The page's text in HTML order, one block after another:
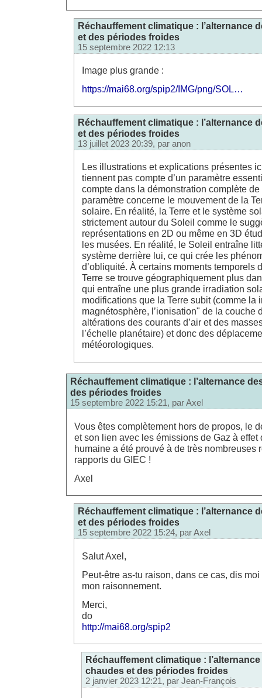
Réchauffement climatique : l’alternance
et des périodes froides
15 septembre 2022 12:13
Image plus grande :
https://mai68.org/spip2/IMG/png/SOL…
Réchauffement climatique : l’alternance
et des périodes froides
13 juillet 2023 20:39, par anon
Les illustrations et explications présentes
tiennent pas compte d’un paramètre
compte dans la démonstration complète
paramètre concerne le mouvement de la
solaire. En réalité, la Terre et le système
strictement autour du Soleil comme le
représentations en 2D ou même en 3D
les musées. En réalité, le Soleil entraîne
système derrière lui, ce qui crée les
d’obliquité. À certains moments temporels
Terre se trouve géographiquement plus
qui entraîne une plus grande irradiation
modifications que la Terre subit (comme la
magnétosphère, l’ionisation" de la couche
altérations des courants d’air et des
l’échelle planétaire) et donc des
météorologiques.
Réchauffement climatique : l’alternance
des périodes froides
15 septembre 2022 15:21, parAxel
Vous êtes complètement hors de propos, le
et son lien avec les émissions de Gaz à effet
humaine a été prouvé à de très nombreuses
rapports du GIEC !
Axel
Réchauffement climatique : l’alternance
et des périodes froides
15 septembre 2022 15:24, parAxel
Salut Axel,
Peut-être as-tu raison, dans ce cas, dis
mon raisonnement.
Merci,
do
http://mai68.org/spip2
Réchauffement climatique :
chaudes et des périodes froides
2 janvier 2023 12:21, par Jean-François